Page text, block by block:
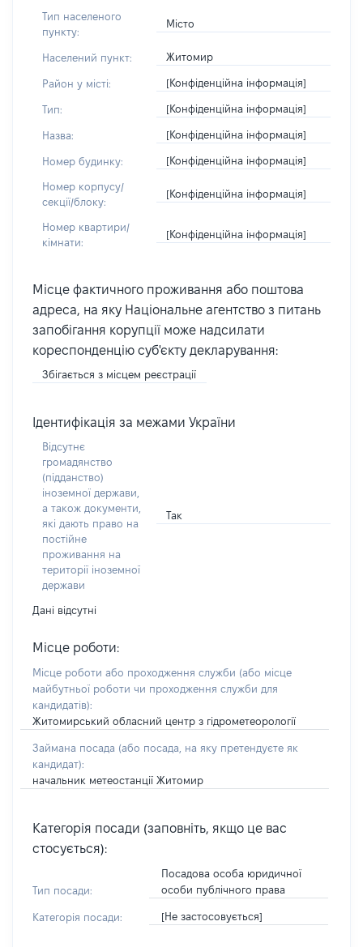
Тип населеного
пункту:
Місто
Населений пункт: Житомир
Район у місті: [Конфіденційна інформація]
Тип: [Конфіденційна інформація]
Назва: [Конфіденційна інформація]
Номер будинку: [Конфіденційна інформація]
Номер корпусу/
секції/блоку:
[Конфіденційна інформація]
Номер квартири/
кімнати:
[Конфіденційна інформація]
Місце фактичного проживання або поштова
адреса, на яку Національне агентство з питань
запобігання корупції може надсилати
кореспонденцію суб'єкту декларування:
Збігається з місцем реєстрації
Ідентифікація за межами України
Відсутнє
громадянство
(підданство)
іноземної держави,
а також документи,
які дають право на
постійне
проживання на
території іноземної
держави
Так
Дані відсутні
Місце роботи:
Місце роботи або проходження служби (або місце
майбутньої роботи чи проходження служби для
кандидатів):
Житомирський обласний центр з гідрометеорології
Займана посада (або посада, на яку претендуєте як
кандидат):
начальник метеостанції Житомир
Категорія посади (заповніть, якщо це вас
стосується):
Тип посади:
Посадова особа юридичної
особи публічного права
Категорія посади: [Не застосовується]